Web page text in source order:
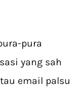
pura
yang sah
email palsu